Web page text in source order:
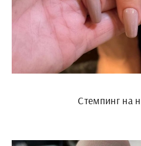
Стемпинг на